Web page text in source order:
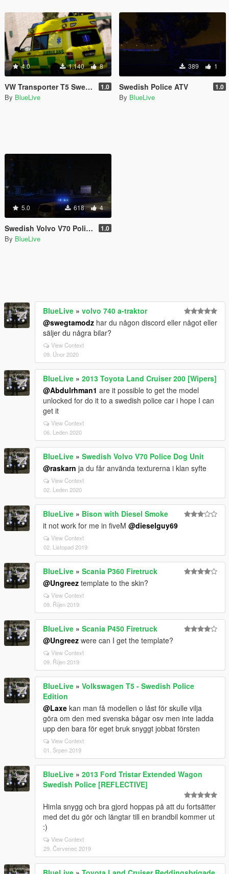
4.0 1.140 8
VW Transporter T5 Swedish Göteborg Ambulance Paintjob 1.0
By BlueLive
389 1
Swedish Police ATV 1.0
By BlueLive
5.0 618 4
Swedish Volvo V70 Police Dog Unit 1.0
By BlueLive
BlueLive » volvo 740 a-traktor
@swegtamodz har du någon discord eller något eller
säljer du några bilar?
View Context
09. Únor 2020
BlueLive » 2013 Toyota Land Cruiser 200 [Wipers]
@Abdulrhman1 are it possible to get the model
unlocked for do it to a swedish police car i hope I can
get it
View Context
06. Leden 2020
BlueLive » Swedish Volvo V70 Police Dog Unit
@raskarn ja du får använda texturerna i klan syfte
View Context
02. Leden 2020
BlueLive » Bison with Diesel Smoke
it not work for me in fiveM @dieselguy69
View Context
02. Listopad 2019
BlueLive » Scania P360 Firetruck
@Ungreez template to the skin?
View Context
09. Říjen 2019
BlueLive » Scania P450 Firetruck
@Ungreez were can I get the template?
View Context
09. Říjen 2019
BlueLive » Volkswagen T5 - Swedish Police
Edition
@Laxe kan man få modellen o låst för skulle vilja
göra om den med svenska bågar osv men inte ladda
upp den bara för eget bruk snyggt jobbat försten
View Context
01. Srpen 2019
BlueLive » 2013 Ford Tristar Extended Wagon
Swedish Police [REFLECTIVE]
Himla snygg och bra gjord hoppas på att du fortsätter
med det du gör och längtar till en brandbil kommer ut
:)
View Context
29. Červenec 2019